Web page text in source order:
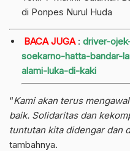
di Ponpes Nurul Huda
BACA JUGA: driver-
soekarno-hatta-bandar-
alami-luka-di-kaki
“Kami akan terus
baik. Solidaritas dan
tuntutan kita didengar dan
tambahnya.